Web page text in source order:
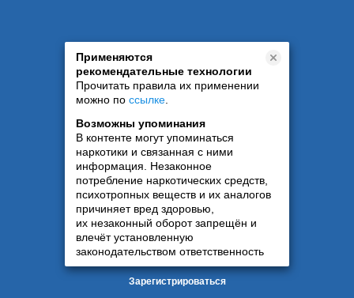
Применяются
рекомендательные технологии
Прочитать правила их применении
можно по ссылке
Возможны упоминания
В контенте могут упоминаться
наркотики и связанная с ними
информация. Незаконное
потребление наркотических средств,
психотропных веществ и их аналогов
причиняет вред здоровью,
их незаконный оборот запрещён и
влечёт установленную
законодательством ответственность
Зарегистрироваться